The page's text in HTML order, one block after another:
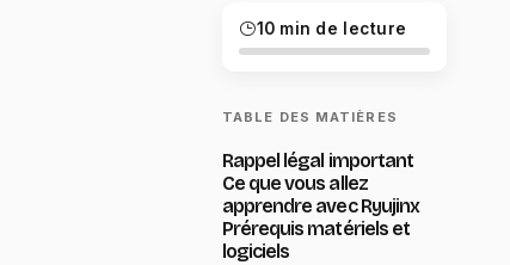
10 min de lecture
TABLE DES MATIÈRES
Rappel légal important
Ce que vous allez
apprendre avec Ryujinx
Prérequis matériels et
logiciels